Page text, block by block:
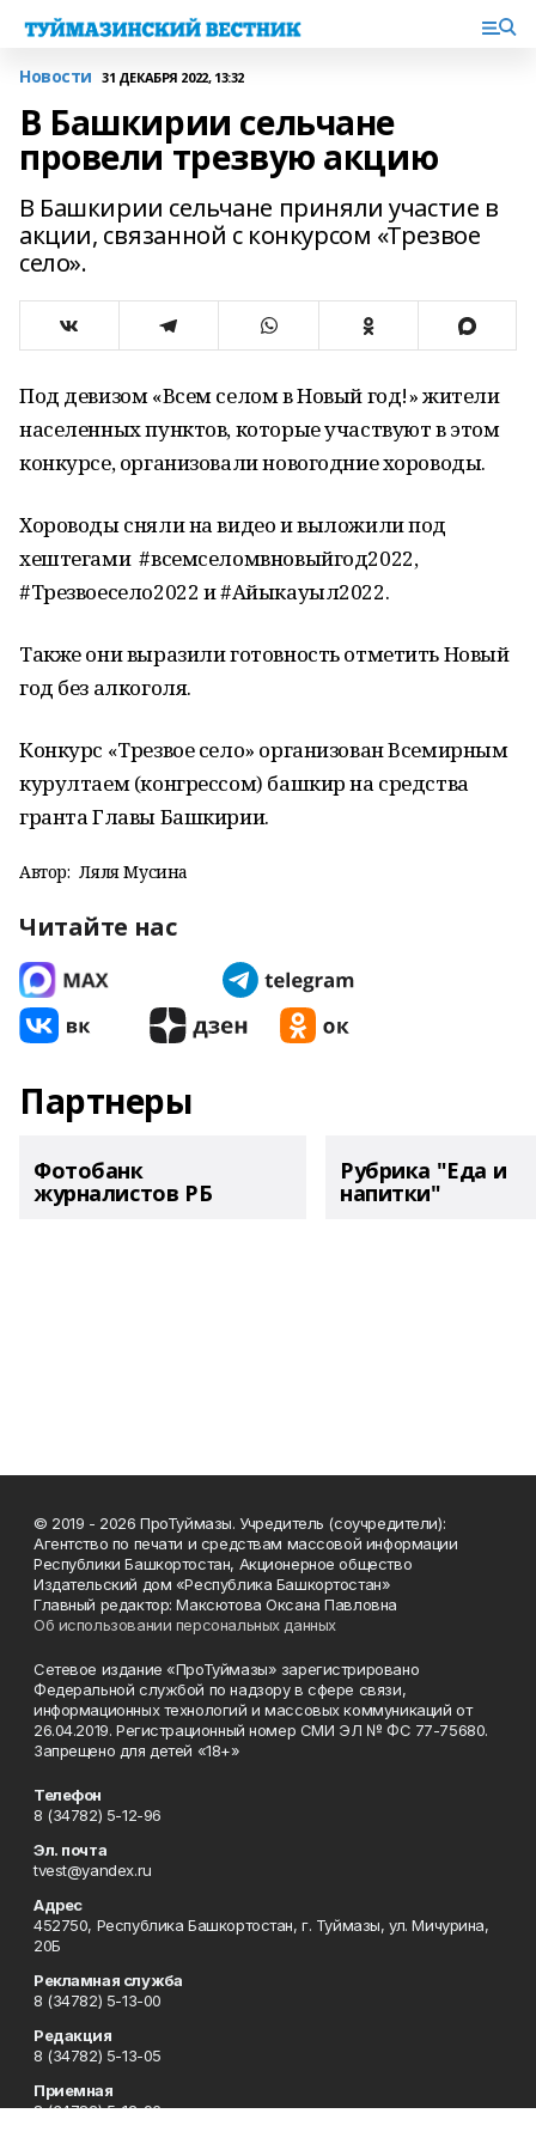
Новости 31 ДЕКАБРЯ 2022, 13:32
В Башкирии сельчане
провели трезвую акцию
В Башкирии сельчане приняли участие в
акции, связанной с конкурсом «Трезвое
село».
Под девизом «Всем селом в Новый год!» жители
населенных пунктов, которые участвуют в этом
конкурсе, организовали новогодние хороводы.
Хороводы сняли на видео и выложили под
хештегами #всемселомвновыйгод2022,
#Трезвоесело2022 и #Айыкауыл2022.
Также они выразили готовность отметить Новый
год без алкоголя.
Конкурс «Трезвое село» организован Всемирным
курултаем (конгрессом) башкир на средства
гранта Главы Башкирии.
Автор: Ляля Мусина
Читайте нас
Партнеры
Фотобанк
журналистов РБ
Рубрика "Еда и
напитки"
© 2019 - 2026 ПроТуймазы. Учредитель (соучредители):
Агентство по печати и средствам массовой информации
Республики Башкортостан, Акционерное общество
Издательский дом «Республика Башкортостан»
Главный редактор: Максютова Оксана Павловна
Об использовании персональных данных
Сетевое издание «ПроТуймазы» зарегистрировано
Федеральной службой по надзору в сфере связи,
информационных технологий и массовых коммуникаций от
26.04.2019. Регистрационный номер СМИ ЭЛ № ФС 77-75680.
Запрещено для детей «18+»
Телефон
8 (34782) 5-12-96
Эл. почта
tvest@yandex.ru
Адрес
452750, Республика Башкортостан, г. Туймазы, ул. Мичурина,
20Б
Рекламная служба
8 (34782) 5-13-00
Редакция
8 (34782) 5-13-05
Приемная
8 (34782) 5-12-96